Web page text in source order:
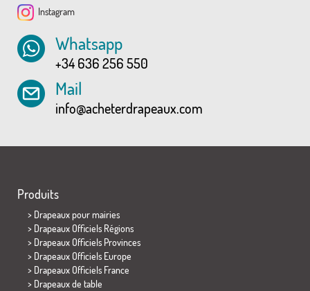
Instagram
Whatsapp
+34 636 256 550
Mail
info@acheterdrapeaux.com
Produits
> Drapeaux pour mairies
> Drapeaux Officiels Régions
> Drapeaux Officiels Provinces
> Drapeaux Officiels Europe
> Drapeaux Officiels France
> Drapeaux de table